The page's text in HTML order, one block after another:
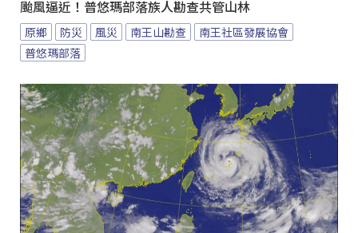
颱風逼近！普悠瑪部落族人勘查共管山林
原鄉 防災 風災 南王山勘查
南王社區發展協會
普悠瑪部落